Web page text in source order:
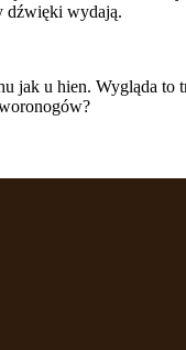
dźwięki wydają.
u hien. Wygląda